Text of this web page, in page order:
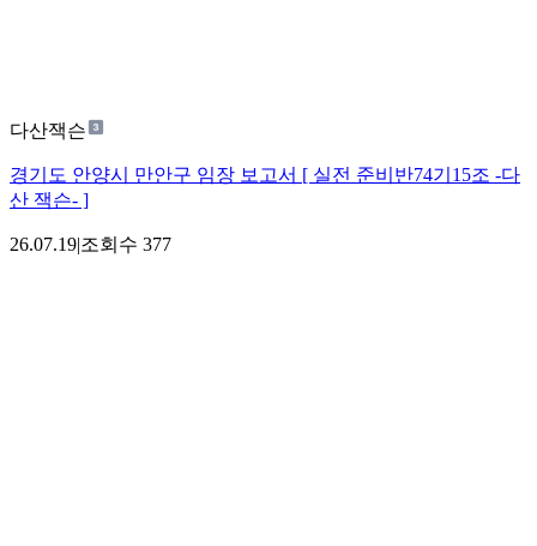
다산잭슨
경기도 안양시 만안구 임장 보고서 [ 실전 준비반74기15조 -다
산 잭슨- ]
26.07.19|조회수 377